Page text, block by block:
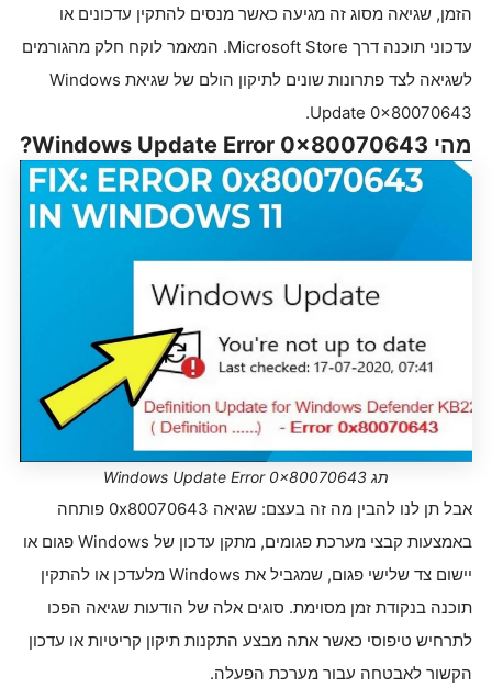
הזמן, שגיאה מסוג זה מגיעה כאשר מנסים להתקין עדכונים או
עדכוני תוכנה דרך Microsoft Store. המאמר לוקח חלק מהגורמים
לשגיאה לצד פתרונות שונים לתיקון הולם של שגיאת Windows
Update 0x80070643.
מהי Windows Update Error 0x80070643?
תג Windows Update Error 0x80070643
אבל תן לנו להבין מה זה בעצם: שגיאה 0x80070643 פותחה
באמצעות קבצי מערכת פגומים, מתקן עדכון של Windows פגום או
יישום צד שלישי פגום, שמגביל את Windows מלעדכן או להתקין
תוכנה בנקודת זמן מסוימת. סוגים אלה של הודעות שגיאה הפכו
לתרחיש טיפוסי כאשר אתה מבצע התקנות תיקון קריטיות או עדכון
הקשור לאבטחה עבור מערכת הפעלה.